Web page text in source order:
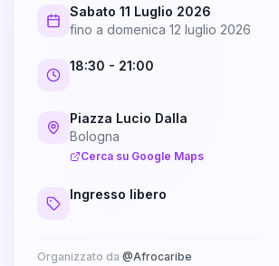
Sabato 11 Luglio 2026
fino a domenica 12 luglio 2026
18:30 - 21:00
Piazza Lucio Dalla
Bologna
Cerca su Google Maps
Ingresso libero
Organizzato da @Afrocaribe